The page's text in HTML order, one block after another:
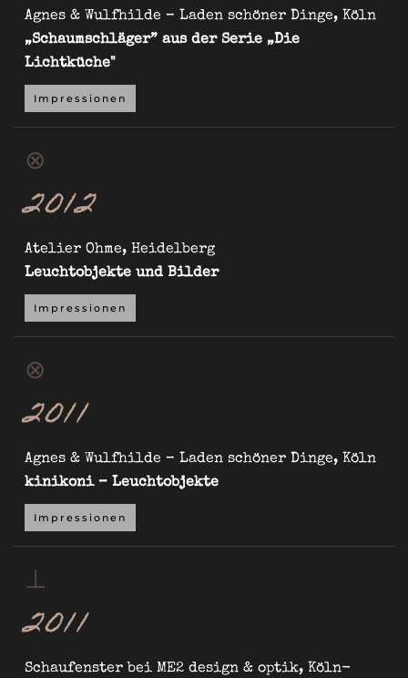
Agnes & Wulfhilde – Laden schöner Dinge, Köln
„Schaumschläger” aus der Serie „Die
Lichtküche"
Impressionen
⊗
2012
Atelier Ohme, Heidelberg
Leuchtobjekte und Bilder
Impressionen
⊗
2011
Agnes & Wulfhilde – Laden schöner Dinge, Köln
kinikoni – Leuchtobjekte
Impressionen
⊥
2011
Schaufenster bei ME2 design & optik, Köln-